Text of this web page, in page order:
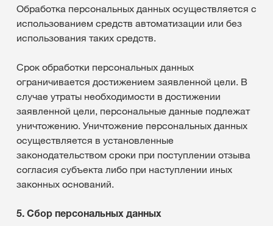
Обработка персональных данных осуществляется с
использованием средств автоматизации или без
использования таких средств.
Срок обработки персональных данных
ограничивается достижением заявленной цели. В
случае утраты необходимости в достижении
заявленной цели, персональные данные подлежат
уничтожению. Уничтожение персональных данных
осуществляется в установленные
законодательством сроки при поступлении отзыва
согласия субъекта либо при наступлении иных
законных оснований.
5. Сбор персональных данных